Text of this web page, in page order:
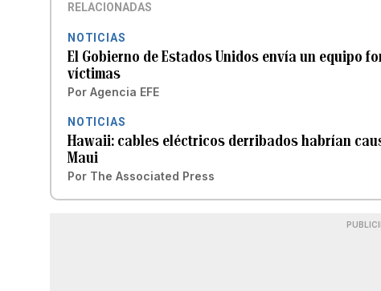
RELACIONADAS
NOTICIAS
El Gobierno de Estados Unidos envía un equipo
víctimas
Por Agencia EFE
NOTICIAS
Hawaii: cables eléctricos derribados habrían
Maui
Por The Associated Press